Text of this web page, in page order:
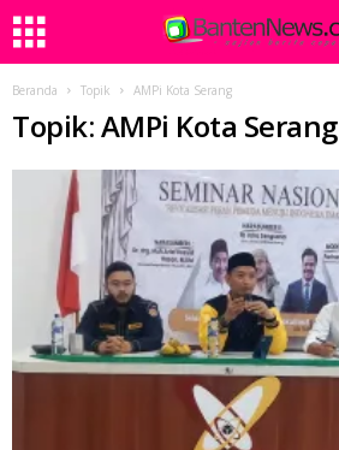
Beranda Topik AMPi Kota Serang
Topik: AMPi Kota Serang